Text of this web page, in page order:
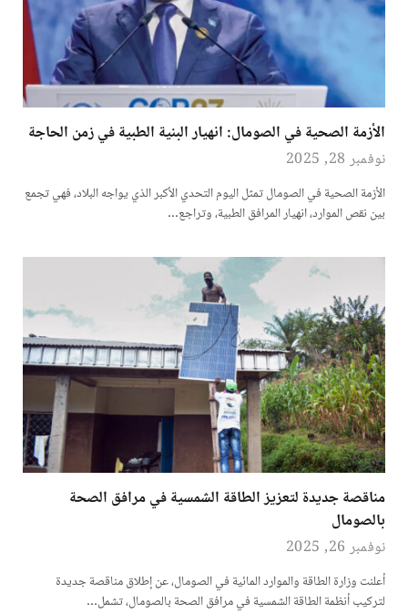
الأزمة الصحية في الصومال: انهيار البنية الطبية في زمن الحاجة
نوفمبر 28, 2025
الأزمة الصحية في الصومال تمثل اليوم التحدي الأكبر الذي يواجه البلاد، فهي تجمع
بين نقص الموارد، انهيار المرافق الطبية، وتراجع…
مناقصة جديدة لتعزيز الطاقة الشمسية في مرافق الصحة
بالصومال
نوفمبر 26, 2025
أعلنت وزارة الطاقة والموارد المائية في الصومال، عن إطلاق مناقصة جديدة
لتركيب أنظمة الطاقة الشمسية في مرافق الصحة بالصومال، تشمل…